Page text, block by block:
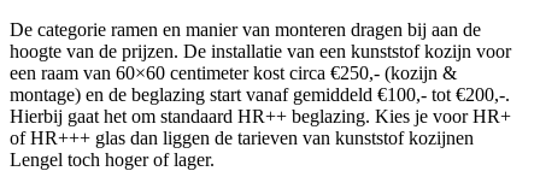
De categorie ramen en manier van monteren dragen bij aan de
hoogte van de prijzen. De installatie van een kunststof kozijn voor
een raam van 60×60 centimeter kost circa €250,- (kozijn &
montage) en de beglazing start vanaf gemiddeld €100,- tot €200,-.
Hierbij gaat het om standaard HR++ beglazing. Kies je voor HR+
of HR+++ glas dan liggen de tarieven van kunststof kozijnen
Lengel toch hoger of lager.